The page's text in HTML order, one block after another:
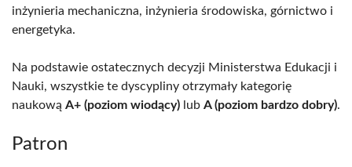
inżynieria mechaniczna, inżynieria środowiska, górnictwo i
energetyka.
Na podstawie ostatecznych decyzji Ministerstwa Edukacji i
Nauki, wszystkie te dyscypliny otrzymały kategorię
naukową A+ (poziom wiodący) lub A (poziom bardzo dobry).
Patron